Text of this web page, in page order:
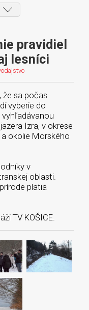
pravidiel
lesníci
že sa počas
vyberie do
vyhľadávanou
Izra, v okrese
okolie Morského
v
oblasti.
platia
TV KOŠICE.